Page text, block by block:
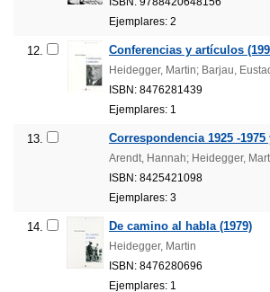
Ejemplares: 2
12. Conferencias y artículos
Heidegger, Martin; Barjau,
ISBN: 8476281439
Ejemplares: 1
13. Correspondencia 1925 -
Arendt, Hannah; Heidegger,
ISBN: 8425421098
Ejemplares: 3
14. De camino al habla (1979)
Heidegger, Martin
ISBN: 8476280696
Ejemplares: 1